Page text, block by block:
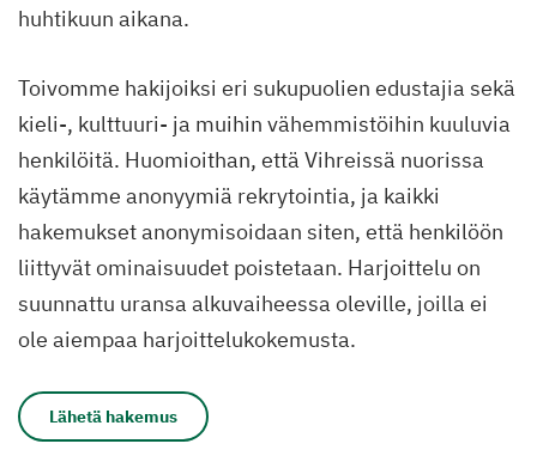
huhtikuun aikana.
Toivomme hakijoiksi eri sukupuolien edustajia sekä
kieli-, kulttuuri- ja muihin vähemmistöihin kuuluvia
henkilöitä. Huomioithan, että Vihreissä nuorissa
käytämme anonyymiä rekrytointia, ja kaikki
hakemukset anonymisoidaan siten, että henkilöön
liittyvät ominaisuudet poistetaan. Harjoittelu on
suunnattu uransa alkuvaiheessa oleville, joilla ei
ole aiempaa harjoittelukokemusta.
Lähetä hakemus